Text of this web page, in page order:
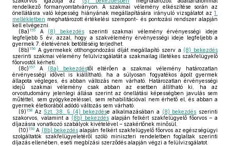
rendelkező formanyomtatványon. A szakmai vélemény elkészítése során az
önellátásra való képesség hiányának megállapítására irányuló vizsgálatot az 1.
mellékletben meghatározott értékelési szempont- és pontozási rendszer alapján
kell elvégezni.
(8a) 155 A (8) bekezdésszerinti szakmai vélemény érvényességi ideje
legfeljebb 5 év, azzal, hogy a szakvélemény érvényességi ideje legfeljebb a
gyermek 7. életévének betöltéséig terjedhet.
(8b) 156 A gyermekek otthongondozási díját megállapító szerv a (8) bekezdés
szerinti szakmai vélemény felülvizsgálatát a szakmailag illetékes szakfelügyelő
főorvostól kérheti.
(8c) 157 A (8a) bekezdéstől eltérően a szakmai vélemény határozatlan
érvényességi idővel is kiállítható, ha a súlyosan fogyatékos ápolt gyermek
állapota végleges, és abban változás nem várható. Határozatlan érvényességi
idejű szakmai vélemény csak abban az esetben állítható ki, ha az
orvostudomány jelenlegi állása szerint az önellátási képességben javulás sem
műtéttel, sem gyógykezeléssel, sem rehabilitációval nem érhető el, és abban a
gyermek életkorából adódó változás sem várható.
(9) 158 Az Szt. 38. § (4) bekezdése alkalmazásában a (8) bekezdés szerinti
szakorvos, valamint a (8b) bekezdésalapján felkért szakfelügyelő főorvos – a
díjazásra vonatkozó szabályok kivételével – szakértőnek minősül.
(10) 159 A (8b) bekezdés alapján felkért szakfelügyelő főorvos az egészségügyi
szolgáltatók szakfelügyeletéről szóló miniszteri rendeletben foglaltak szerinti
díjazás ellenében, eseti megbízási szerződés alapján végzi a felülvizsgálatot.